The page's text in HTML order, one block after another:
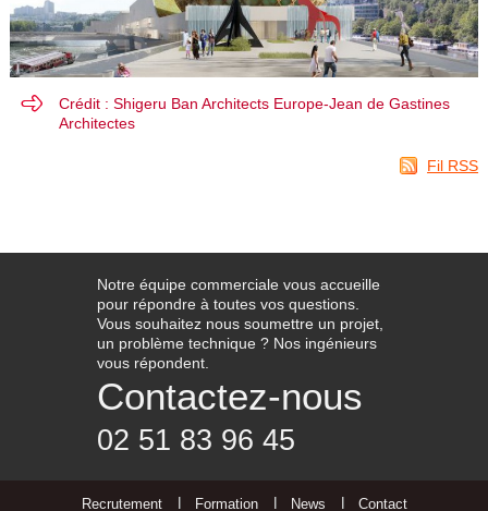
Crédit : Shigeru Ban Architects Europe-Jean de Gastines
Architectes
Fil RSS
Notre équipe commerciale vous accueille
pour répondre à toutes vos questions.
Vous souhaitez nous soumettre un projet,
un problème technique ? Nos ingénieurs
vous répondent.
Contactez-nous
02 51 83 96 45
Recrutement Formation News Contact